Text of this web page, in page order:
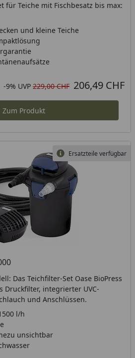
für Teiche mit Fischbesatz bis max:
und kleine Teiche
Rabatt in Prozent
-9%
Ursprünglicher Preis
UVP 229,00 CHF
Aktueller Preis 206,49 CHF
Zum Produkt
Ersatzteile verfügbar
Das Teichfilter-Set Oase BioPress
Druckfilter, integrierter UVC-
und Anschlüssen.
l/h
unsichtbar